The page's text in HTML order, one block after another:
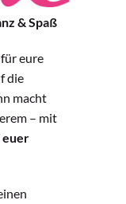
& Spaß
eure
die
macht
– mit
euer